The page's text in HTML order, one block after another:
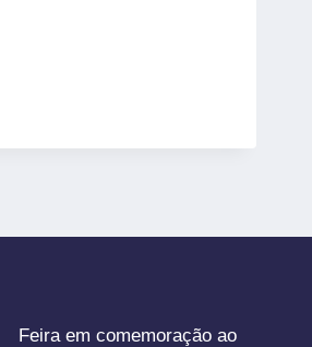
Feira em comemoração ao